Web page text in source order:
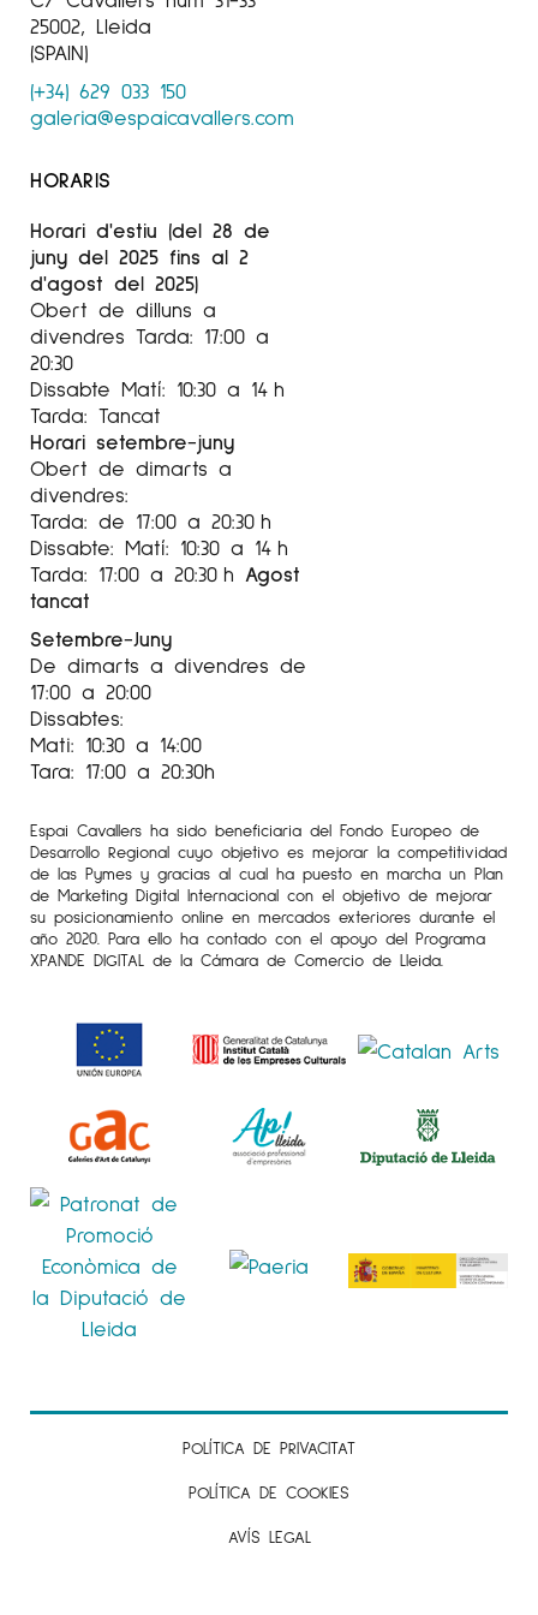
Olímpica Art sobre Paper
V Exposició Dones en Complicitat. Fundació
Casino de Caldes de Montbui
2023 Finalista del XI Premi
International dArt sobre paper Fundació
2022 Exposició Col-lectiva
Festival Pepe Sales. La Mercè. Girona
2022 Seleccionada III
Certamen del Concurso Solidario de Pintura
‘Sanchez ButrÓn.
Alicante.
2021 Seleccionada Premio
AGBAR Ciudad de Barcelona 2021. Reial Cercle
Artistic
2021 Gallerie Racont‘ART. Lyon.
França
2021 Exposició Col-lectiva
Festival Pepe Sales. La Mercè. Girona 2020
A&D“A d’art i D de Dona“GaIeria d’Arte Espai
Cavallers. Lleida 2019 Seleccionada
LXXVllConcurs de Pintura Premi Centelles 20J 9
Hontangasal nostre InstagramGaleria Espai
Cavallers
25002, Lleida
(SPAIN)
(+34) 629 033 150
galeria@espaicavallers.com
HORARIS
Horari d'estiu (del 28 de
juny del 2025 fins al 2
d'agost del 2025)
Obert de dilluns a
divendres Tarda: 17:00 a
20:30
Dissabte Matí: 10:30 a 14 h
Tarda: Tancat
Horari setembre-juny
Obert de dimarts a
divendres:
Tarda: de 17:00 a 20:30 h
Dissabte: Matí: 10:30 a 14 h
Tarda: 17:00 a 20:30 h Agost
tancat
Setembre-Juny
De dimarts a divendres de
17:00 a 20:00
Dissabtes:
Mati: 10:30 a 14:00
Tara: 17:00 a 20:30h
Espai Cavallers ha sido beneficiaria del Fondo Europeo de
Desarrollo Regional cuyo objetivo es mejorar la competitividad
de las Pymes y gracias al cual ha puesto en marcha un Plan
de Marketing Digital Internacional con el objetivo de mejorar
su posicionamiento online en mercados exteriores durante el
año 2020. Para ello ha contado con el apoyo del Programa
XPANDE DIGITAL de la Cámara de Comercio de Lleida.
POLÍTICA DE PRIVACITAT
POLÍTICA DE COOKIES
AVÍS LEGAL